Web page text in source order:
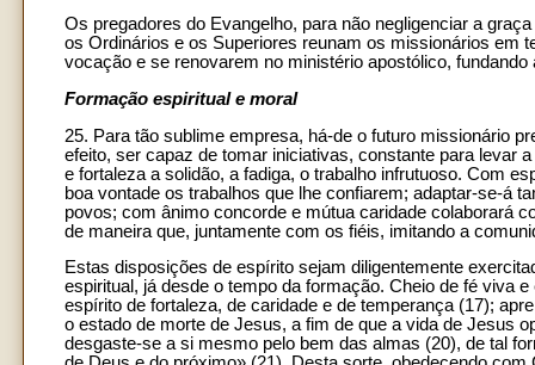
Os pregadores do Evangelho, para não negligenciar a
os Ordinários e os Superiores reunam os missionários em
vocação e se renovarem no ministério apostólico,
Formação espiritual e moral
25. Para tão sublime empresa, há-de o futuro missionário
efeito, ser capaz de tomar iniciativas, constante para levar
e fortaleza a solidão, a fadiga, o trabalho infrutuoso. Com
boa vontade os trabalhos que lhe confiarem; adaptar-se-á
povos; com ânimo concorde e mútua caridade colaborará
de maneira que, juntamente com os fiéis, imitando a
Estas disposições de espírito sejam diligentemente
espiritual, já desde o tempo da formação. Cheio de fé viva
espírito de fortaleza, de caridade e de temperança (17);
o estado de morte de Jesus, a fim de que a vida de Jesus
desgaste-se a si mesmo pelo bem das almas (20), de tal